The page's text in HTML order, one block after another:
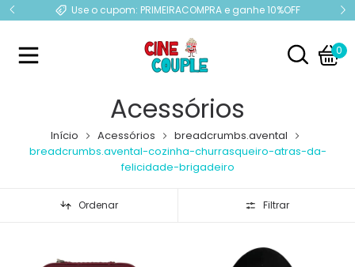
Use o cupom: PRIMEIRACOMPRA e ganhe 10%OFF
0
Acessórios
Início Acessórios
breadcrumbs.avental
breadcrumbs.avental-cozinha-churrasqueiro-atras-da-
felicidade-brigadeiro
Ordenar Filtrar